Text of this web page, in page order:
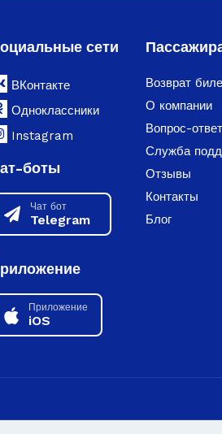
сети
ВКонтакте
Одноклассники
Instagram
боты
Чат бот
Telegram
Приложение
iOS
Возврат
О компании
Вопрос-ответ
Служба
Отзывы
Контакты
Блог